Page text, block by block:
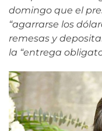
domingo que el
“agarrarse los
remesas y
la “entrega